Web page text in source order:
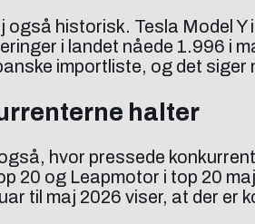
også historisk. Tesla Model
i landet nåede 1.996 i
importliste, og det
halter
hvor pressede
20 og Leapmotor i top 20
til maj 2026 viser, at der er